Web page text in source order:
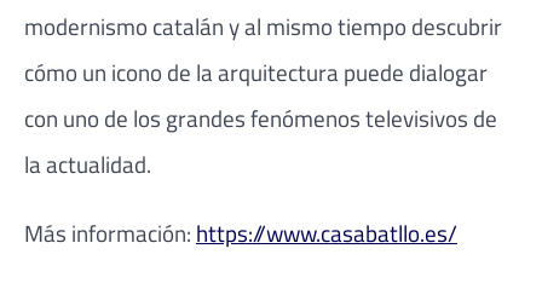
modernismo catalán y al mismo tiempo descubrir
cómo un icono de la arquitectura puede dialogar
con uno de los grandes fenómenos televisivos de
la actualidad.
Más información: https://www.casabatllo.es/